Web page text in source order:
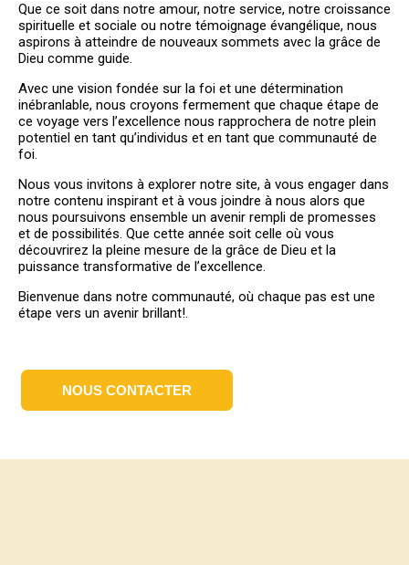
Que ce soit dans notre amour, notre service, notre croissance
spirituelle et sociale ou notre témoignage évangélique, nous
aspirons à atteindre de nouveaux sommets avec la grâce de
Dieu comme guide.
Avec une vision fondée sur la foi et une détermination
inébranlable, nous croyons fermement que chaque étape de
ce voyage vers l’excellence nous rapprochera de notre plein
potentiel en tant qu’individus et en tant que communauté de
foi.
Nous vous invitons à explorer notre site, à vous engager dans
notre contenu inspirant et à vous joindre à nous alors que
nous poursuivons ensemble un avenir rempli de promesses
et de possibilités. Que cette année soit celle où vous
découvrirez la pleine mesure de la grâce de Dieu et la
puissance transformative de l’excellence.
Bienvenue dans notre communauté, où chaque pas est une
étape vers un avenir brillant!.
NOUS CONTACTER